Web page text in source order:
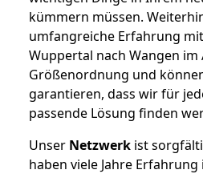
kümmern müssen.
umfangreiche Erfahrung
Wuppertal nach Wangen
Größenordnung und
garantieren, dass wir für
passende Lösung finden
Unser Netzwerk ist
haben viele Jahre